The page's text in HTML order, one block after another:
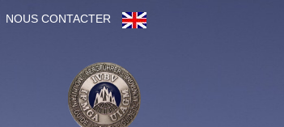
NOUS CONTACTER